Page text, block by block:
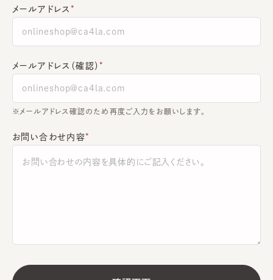
メールアドレス
メールアドレス（確認）
※メールアドレス確認のため再度ご入力をお願いします。
お問い合わせ内容